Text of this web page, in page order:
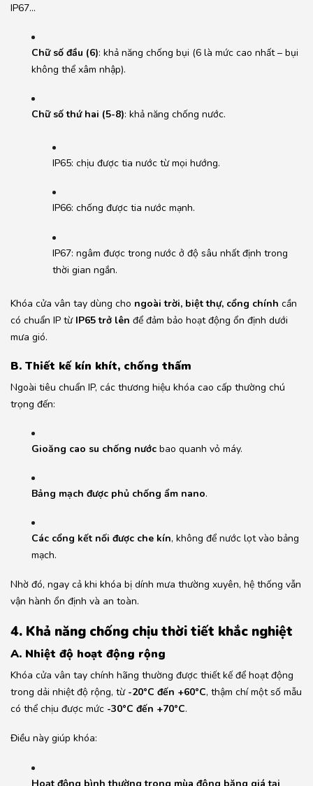
IP67…
Chữ số đầu (6): khả năng chống bụi (6 là mức cao nhất – bụi
không thể xâm nhập).
Chữ số thứ hai (5-8): khả năng chống nước.
IP65: chịu được tia nước từ mọi hướng.
IP66: chống được tia nước mạnh.
IP67: ngâm được trong nước ở độ sâu nhất định trong
thời gian ngắn.
Khóa cửa vân tay dùng cho ngoài trời, biệt thự, cổng chính cần
có chuẩn IP từ IP65 trở lên để đảm bảo hoạt động ổn định dưới
mưa gió.
B. Thiết kế kín khít, chống thấm
Ngoài tiêu chuẩn IP, các thương hiệu khóa cao cấp thường chú
trọng đến:
Gioăng cao su chống nước bao quanh vỏ máy.
Bảng mạch được phủ chống ẩm nano.
Các cổng kết nối được che kín, không để nước lọt vào bảng
mạch.
Nhờ đó, ngay cả khi khóa bị dính mưa thường xuyên, hệ thống vẫn
vận hành ổn định và an toàn.
4. Khả năng chống chịu thời tiết khắc nghiệt
A. Nhiệt độ hoạt động rộng
Khóa cửa vân tay chính hãng thường được thiết kế để hoạt động
trong dải nhiệt độ rộng, từ -20°C đến +60°C, thậm chí một số mẫu
có thể chịu được mức -30°C đến +70°C.
Điều này giúp khóa:
Hoạt động bình thường trong mùa đông băng giá tại